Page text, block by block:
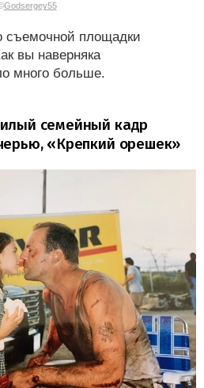
Godsergey55
съемочной площадки
вы наверняка
много больше.
семейный кадр
«Крепкий орешек»